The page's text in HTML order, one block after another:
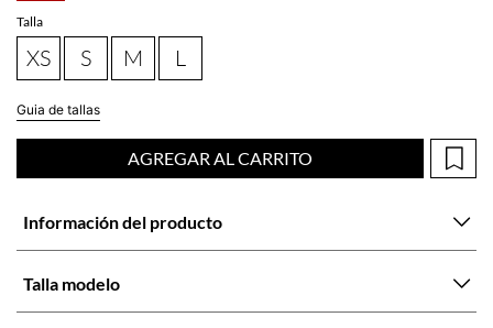
Talla
XS S M L
Guia de tallas
AGREGAR AL CARRITO
Información del producto
Talla modelo